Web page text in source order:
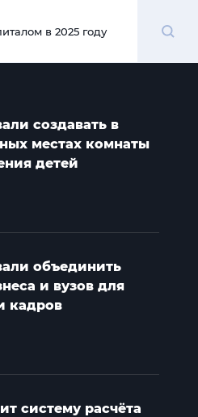
в 2025 году
создавать в
местах комнаты
детей
объединить
и вузов для
кадров
систему расчёта